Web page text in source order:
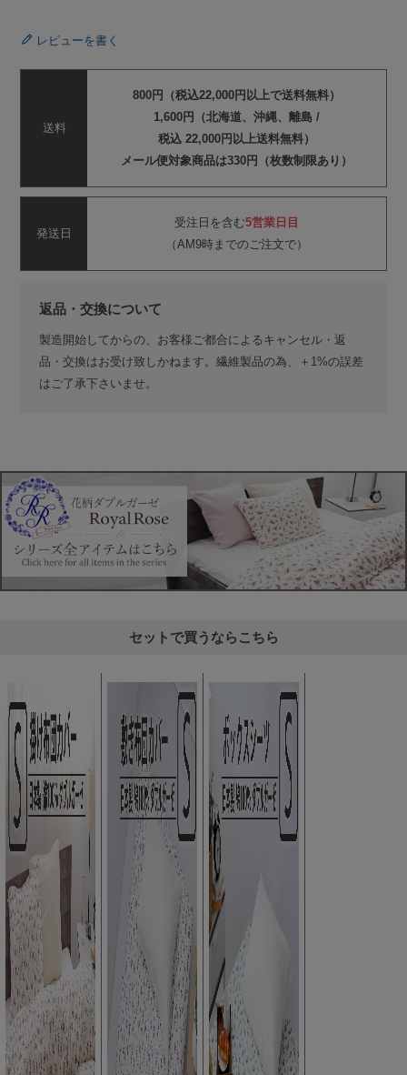
レビューを書く
送料
800円（税込22,000円以上で送料無料）
1,600円（北海道、沖縄、離島 /
税込 22,000円以上送料無料）
メール便対象商品は330円（枚数制限あり）
発送日
受注日を含む5営業日目
（AM9時までのご注文で）
返品・交換について
製造開始してからの、お客様ご都合によるキャンセル・返
品・交換はお受け致しかねます。繊維製品の為、＋1%の誤差
はご了承下さいませ。
セットで買うならこちら